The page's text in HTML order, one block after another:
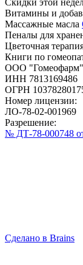
Витамины и
Массажные масла
Пеналы для
Цветочная
Книги по
ООО "Гомеофарм"
ИНН 7813169486
ОГРН
Номер лицензии:
ЛО-78-02-001969
Разрешение:
№ ДТ-78-000748
Сделано в Brains